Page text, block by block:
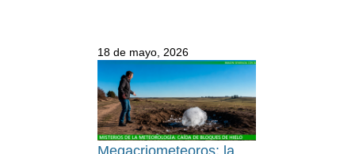
18 de mayo, 2026